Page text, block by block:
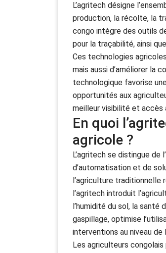
L’agritech désigne
production, la récolte, la
congo intègre des outils
pour la traçabilité, ainsi
Ces technologies
mais aussi d’améliorer la
technologique favorise
opportunités aux
meilleur visibilité et accès
En quoi
agricole ?
L’agritech se distingue
d’automatisation et de
l’agriculture
l’agritech introduit
l’humidité du sol, la
gaspillage, optimise
interventions au niveau
Les agriculteurs